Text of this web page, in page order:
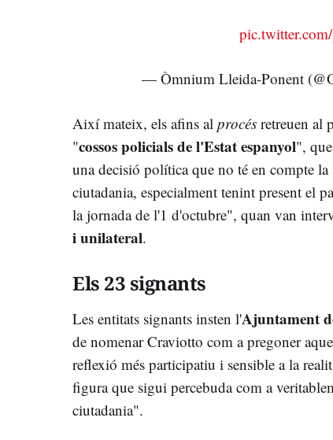
— Òmnium Lleida-Ponent
Així mateix, els afins al procés retreuen al
"cossos policials de l'Estat espanyol",
una decisió política que no té en compte
ciutadania, especialment tenint present el
la jornada de l'1 d'octubre", quan van
i unilateral.
Els 23 signants
Les entitats signants insten l'Ajuntament
de nomenar Craviotto com a pregoner
reflexió més participatiu i sensible a la
figura que sigui percebuda com a
ciutadania".